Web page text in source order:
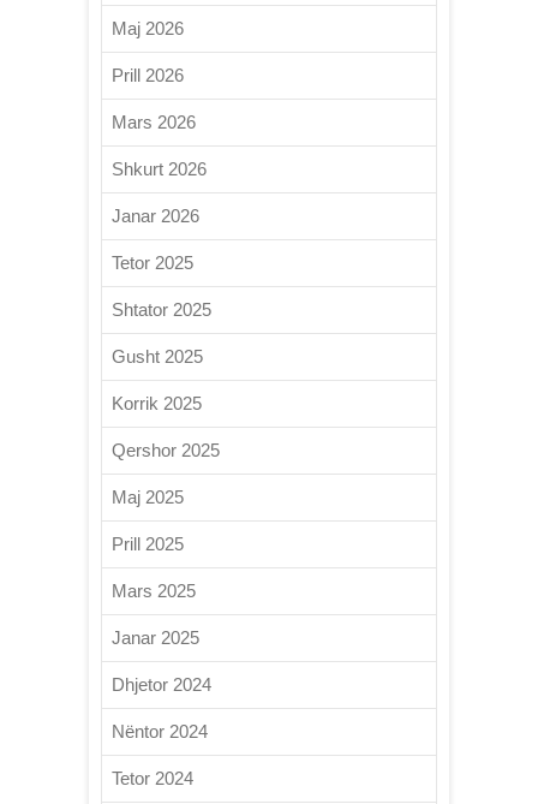
Maj 2026
Prill 2026
Mars 2026
Shkurt 2026
Janar 2026
Tetor 2025
Shtator 2025
Gusht 2025
Korrik 2025
Qershor 2025
Maj 2025
Prill 2025
Mars 2025
Janar 2025
Dhjetor 2024
Nëntor 2024
Tetor 2024